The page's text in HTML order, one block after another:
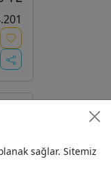
sağlar. Sitemiz